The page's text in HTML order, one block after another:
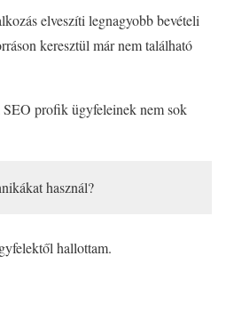
elveszíti legnagyobb bevételi
keresztül már nem található
profik ügyfeleinek nem sok
használ?
hallottam.